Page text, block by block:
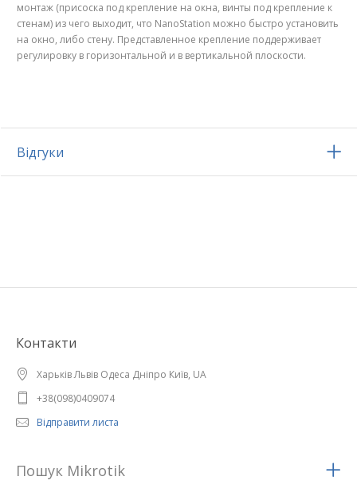
монтаж (присоска под крепление на окна, винты под крепление к
стенам) из чего выходит, что NanoStation можно быстро установить
на окно, либо стену. Представленное крепление поддерживает
регулировку в горизонтальной и в вертикальной плоскости.
Відгуки
Контакти
Харьків Львів Одеса Дніпро Київ, UA
+38(098)0409074
Відправити листа
Пошук Mikrotik